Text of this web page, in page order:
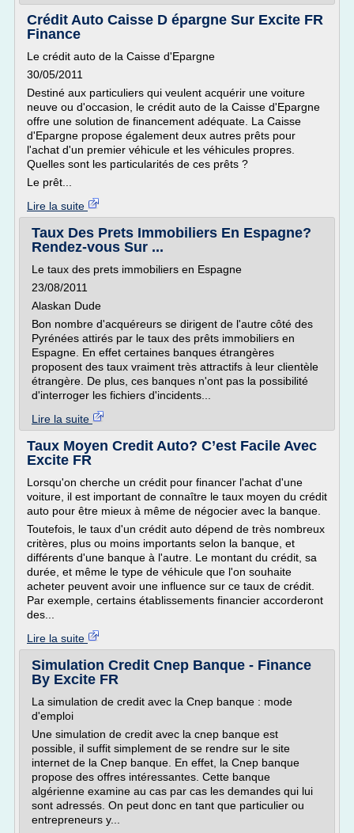
Crédit Auto Caisse D épargne Sur Excite FR
Finance
Le crédit auto de la Caisse d'Epargne
30/05/2011
Destiné aux particuliers qui veulent acquérir une voiture
neuve ou d'occasion, le crédit auto de la Caisse d'Epargne
offre une solution de financement adéquate. La Caisse
d'Epargne propose également deux autres prêts pour
l'achat d'un premier véhicule et les véhicules propres.
Quelles sont les particularités de ces prêts ?
Le prêt...
Lire la suite
Taux Des Prets Immobiliers En Espagne?
Rendez-vous Sur ...
Le taux des prets immobiliers en Espagne
23/08/2011
Alaskan Dude
Bon nombre d'acquéreurs se dirigent de l'autre côté des
Pyrénées attirés par le taux des prêts immobiliers en
Espagne. En effet certaines banques étrangères
proposent des taux vraiment très attractifs à leur clientèle
étrangère. De plus, ces banques n'ont pas la possibilité
d'interroger les fichiers d'incidents...
Lire la suite
Taux Moyen Credit Auto? C’est Facile Avec
Excite FR
Lorsqu'on cherche un crédit pour financer l'achat d'une
voiture, il est important de connaître le taux moyen du crédit
auto pour être mieux à même de négocier avec la banque.
Toutefois, le taux d'un crédit auto dépend de très nombreux
critères, plus ou moins importants selon la banque, et
différents d'une banque à l'autre. Le montant du crédit, sa
durée, et même le type de véhicule que l'on souhaite
acheter peuvent avoir une influence sur ce taux de crédit.
Par exemple, certains établissements financier accorderont
des...
Lire la suite
Simulation Credit Cnep Banque - Finance
By Excite FR
La simulation de credit avec la Cnep banque : mode
d'emploi
Une simulation de credit avec la cnep banque est
possible, il suffit simplement de se rendre sur le site
internet de la Cnep banque. En effet, la Cnep banque
propose des offres intéressantes. Cette banque
algérienne examine au cas par cas les demandes qui lui
sont adressés. On peut donc en tant que particulier ou
entrepreneurs y...